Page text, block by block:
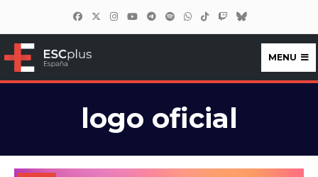
ESCplus España
MENU
logo oficial